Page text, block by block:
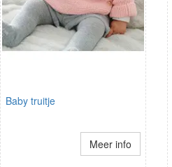
Baby truitje
Meer info